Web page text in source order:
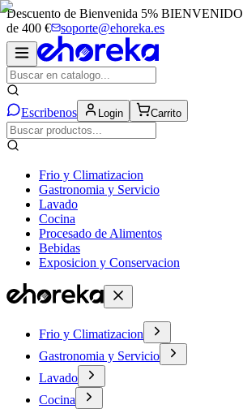
Descuento de Bienvenida 5% BIENVENIDO
de 400 €
soporte@ehoreka.es
Escribenos Login Carrito
Frio y Climatizacion
Gastronomia y Servicio
Lavado
Cocina
Procesado de Alimentos
Bebidas
Exposicion y Conservacion
Frio y Climatizacion
Gastronomia y Servicio
Lavado
Cocina